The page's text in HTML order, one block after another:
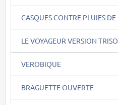
CASQUES CONTRE PLUIES
LE VOYAGEUR VERSION
VEROBIQUE
BRAGUETTE OUVERTE